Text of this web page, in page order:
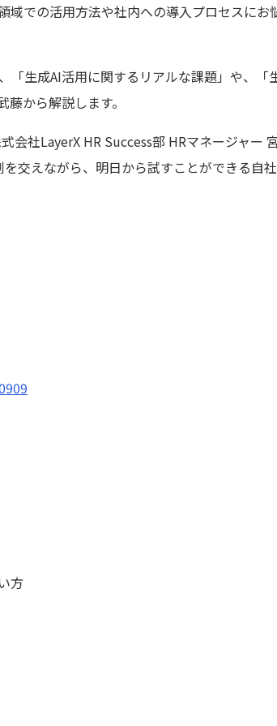
での活用方法や社内への導入プロセスにお
生成AI活用に関するリアルな課題」や、「
から解説します。
会社LayerX HR Success部 HRマネージャー
交えながら、明日から試すことができる自
方